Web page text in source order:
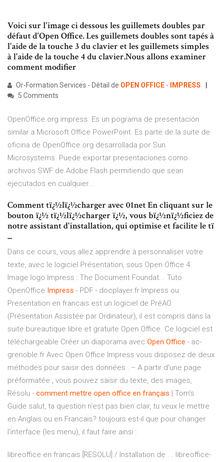
Voici sur l'image ci dessous les guillemets doubles par
défaut d'Open Office. Les guillemets doubles sont tapés à
l'aide de la touche 3 du clavier et les guillemets simples
à l'aide de la touche 4 du clavier.Nous allons examiner
comment modifier
Or-Formation Services - Détail de OPEN OFFICE -
IMPRESS
5 Comments
OpenOffice.org impress. Es un pograma de presentación
similar a Microsoft Office PowerPoint. Es parte de la suite de
oficina de OpenOffice.org desarrollada por Sun
Microsystems. Puede exportar presentaciones como
archivos SWF de Adobe Flash permitiendo que sean
ejecutados en cualquier...
Comment tï¿½lï¿½charger avec 01net En cliquant sur le
bouton ï¿½ tï¿½lï¿½charger ï¿½, vous bï¿½nï¿½ficiez de
notre assistant d'installation, qui optimise et facilite le tï
...
Dans ce cours, vous allez apprendre à personnaliser votre
texte, avec le logiciel Présentation, sous Open Office 4.
Image logo Impress : The Document Foundat... Tuto
OpenOffice Impress - PDF - docplayer.fr Impress ou
Presentation en francais est un logiciel de PréAO
(Présentation Assistée par Ordinateur), il est compris dans la
suite bureautique libre et gratuite Open Office. Ce logiciel est
téléchargeable Créer un diaporama avec Open Office - ac-
grenoble.fr Avec Open Office Impress vous disposez de deux
méthodes pour saisir des données : – A partir d'une page
préformatée , vous pouvez saisir du texte, des images,
Résolu - comment mettre open office en français | Tom's
Guide salut, ta question n'est pas bien clair, tu veux le mettre
en Anglais ou en Francais? toujours est-il que pour changer
l'interface (les menu), il faut faire ainsi :
libreoffice en francais [RESOLU] / Installation de ... libreoffice-